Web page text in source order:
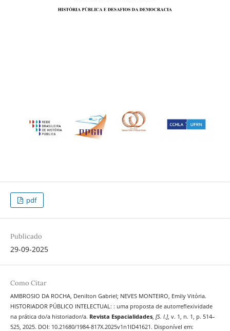
pdf
Publicado
29-09-2025
Como Citar
AMBROSIO DA ROCHA, Denilton Gabriel; NEVES MONTEIRO, Emily Vitória.
HISTORIADOR PÚBLICO INTELECTUAL: : uma proposta de autorreflexividade
na prática do/a historiador/a. Revista Espacialidades, [S. l.], v. 1, n. 1, p. 514–
525, 2025. DOI: 10.21680/1984-817X.2025v1n1ID41621. Disponível em: